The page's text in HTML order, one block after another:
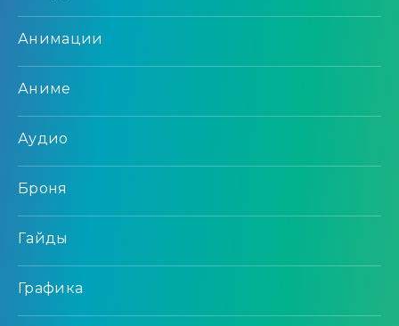
Анимации
Аниме
Аудио
Броня
Гайды
Графика